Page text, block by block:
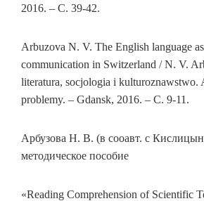
2016. – С. 39-42.
Arbuzova N. V. The English language
communication in Switzerland / N. V.
literatura, socjologia i kulturoznawstwo.
problemy. – Gdansk, 2016. – С. 9-11.
Арбузова Н. В. (в сооавт. с
методическое пособие
«Reading Comprehension of Scientific